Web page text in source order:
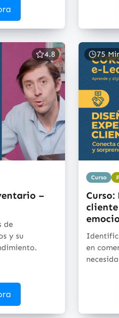
4.8
–
de
y su
75
Curso
Curso:
cliente
en